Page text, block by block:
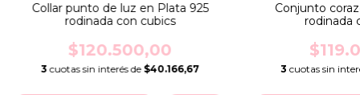
Collar punto de luz en Plata 925
rodinada con cubics
$120.500,00
3 cuotas sin interés de $40.166,67
Conjunto
rodinada
3 cuotas sin